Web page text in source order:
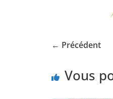
← Précédent
Vous